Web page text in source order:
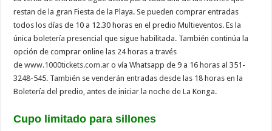
restan de la gran Fiesta de la Playa. Se pueden comprar entradas
todos los días de 10 a 12.30 horas en el predio Multieventos. Es la
única boletería presencial que sigue habilitada. También continúa la
opción de comprar online las 24 horas a través
dewww.1000tickets.com.ar o vía Whatsapp de 9 a 16 horas al 351-
3248-545. También se venderán entradas desde las 18 horas en la
Boletería del predio, antes de iniciar la noche de La Konga.
Cupo limitado para sillones